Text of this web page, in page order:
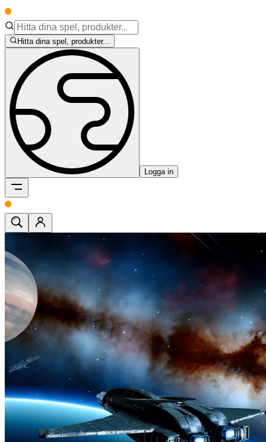
Hitta dina spel, produkter...
Logga in